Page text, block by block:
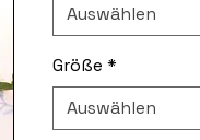
Auswählen
Größe *
Auswählen